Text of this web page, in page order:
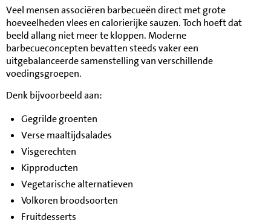
Veel mensen associëren barbecueën direct met grote
hoeveelheden vlees en calorierijke sauzen. Toch hoeft dat
beeld allang niet meer te kloppen. Moderne
barbecueconcepten bevatten steeds vaker een
uitgebalanceerde samenstelling van verschillende
voedingsgroepen.
Denk bijvoorbeeld aan:
Gegrilde groenten
Verse maaltijdsalades
Visgerechten
Kipproducten
Vegetarische alternatieven
Volkoren broodsoorten
Fruitdesserts